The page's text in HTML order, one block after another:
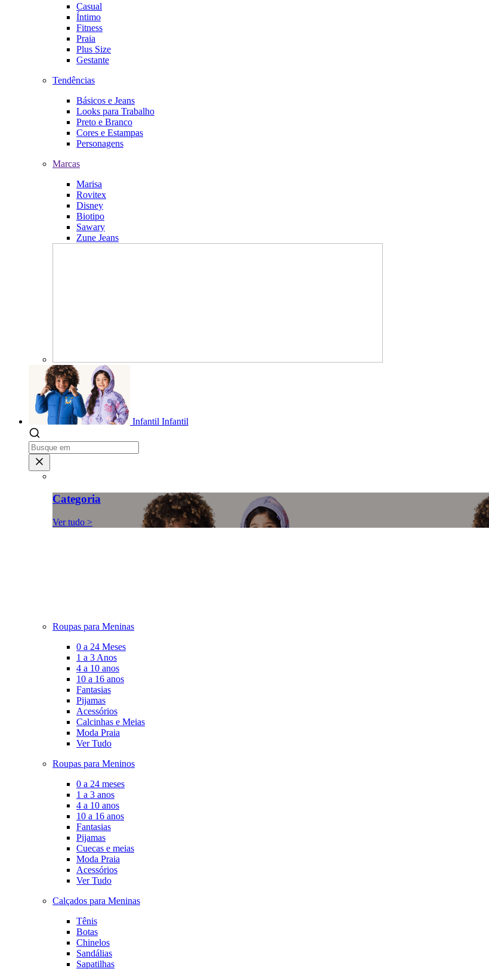
Casual
Íntimo
Fitness
Praia
Plus Size
Gestante
Tendências
Básicos e Jeans
Looks para Trabalho
Preto e Branco
Cores e Estampas
Personagens
Marcas
Marisa
Rovitex
Disney
Biotipo
Sawary
Zune Jeans
Infantil Infantil
Categoria
Ver tudo >
Roupas para Meninas
0 a 24 Meses
1 a 3 Anos
4 a 10 anos
10 a 16 anos
Fantasias
Pijamas
Acessórios
Calcinhas e Meias
Moda Praia
Ver Tudo
Roupas para Meninos
0 a 24 meses
1 a 3 anos
4 a 10 anos
10 a 16 anos
Fantasias
Pijamas
Cuecas e meias
Moda Praia
Acessórios
Ver Tudo
Calçados para Meninas
Tênis
Botas
Chinelos
Sandálias
Sapatilhas